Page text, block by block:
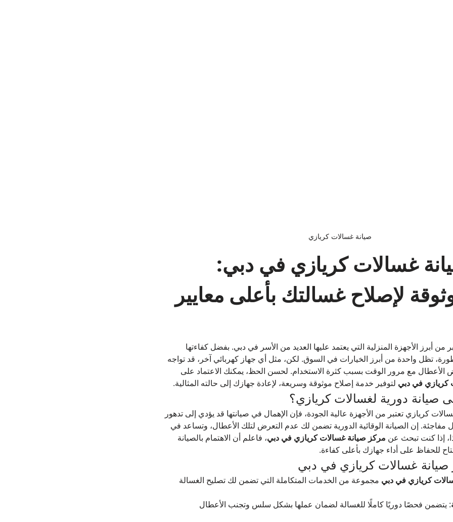
صيانة غسالات كريازي
غسالات كريازي في دبي:
لإصلاح غسالتك بأعلى معايير
من أبرز الأجهزة المنزلية التي يعتمد عليها العديد من الأسر في دبي. بفضل كفاءتها
تظل واحدة من أبرز الخيارات في السوق. لكن، مثل أي جهاز كهربائي آخر، قد تواجه
الأعطال مع مرور الوقت بسبب كثرة الاستخدام. لحسن الحظ، يمكنك الاعتماد على
كريازي في دبي لتوفير خدمة إصلاح موثوقة وسريعة، لإعادة جهازك إلى حالته المثالية.
صيانة دورية لغسالات كريازي؟
كريازي تعتبر من الأجهزة عالية الجودة، فإن الإهمال في صيانتها قد يؤدي إلى تدهور
مفاجئة. إن الصيانة الوقائية الدورية تضمن لك عدم التعرض لتلك الأعطال، وتساعد في
إذا كنت تبحث عن مركز صيانة غسالات كريازي في دبي، فاعلم أن الاهتمام بالصيانة
للحفاظ على أداء جهازك بأعلى كفاءة.
غسالات كريازي في دبي
كريازي في دبي مجموعة من الخدمات المتكاملة التي تضمن لك تصليح الغسالة
: يتضمن فحصًا دوريًا كاملًا للغسالة لضمان عملها بشكل سلس وتجنب الأعطال